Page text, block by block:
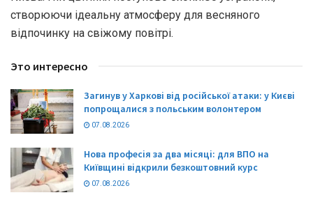
створюючи ідеальну атмосферу для весняного
відпочинку на свіжому повітрі.
Это интересно
Загинув у Харкові від російської атаки: у Києві
попрощалися з польським волонтером
07.08.2026
Нова професія за два місяці: для ВПО на
Київщині відкрили безкоштовний курс
07.08.2026